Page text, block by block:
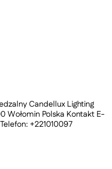
Candellux Lighting
Wołomin Polska Kontakt E-
Telefon: +221010097